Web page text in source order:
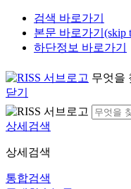
검색 바로가기
본문 바로가기(skip
하단정보 바로가기
무엇을
닫기
상세검색
상세검색
통합검색